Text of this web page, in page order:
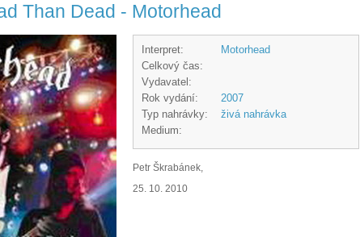
Than Dead - Motorhead
Interpret:
Motorhead
Celkový čas:
Vydavatel:
Rok vydání:
2007
Typ nahrávky:
živá nahrávka
Medium:
Petr Škrabánek,
25. 10. 2010